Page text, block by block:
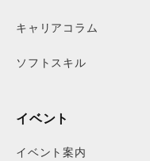
キャリアコラム
ソフトスキル
イベント
イベント案内